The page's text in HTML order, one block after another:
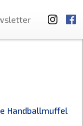
Handballmuffel